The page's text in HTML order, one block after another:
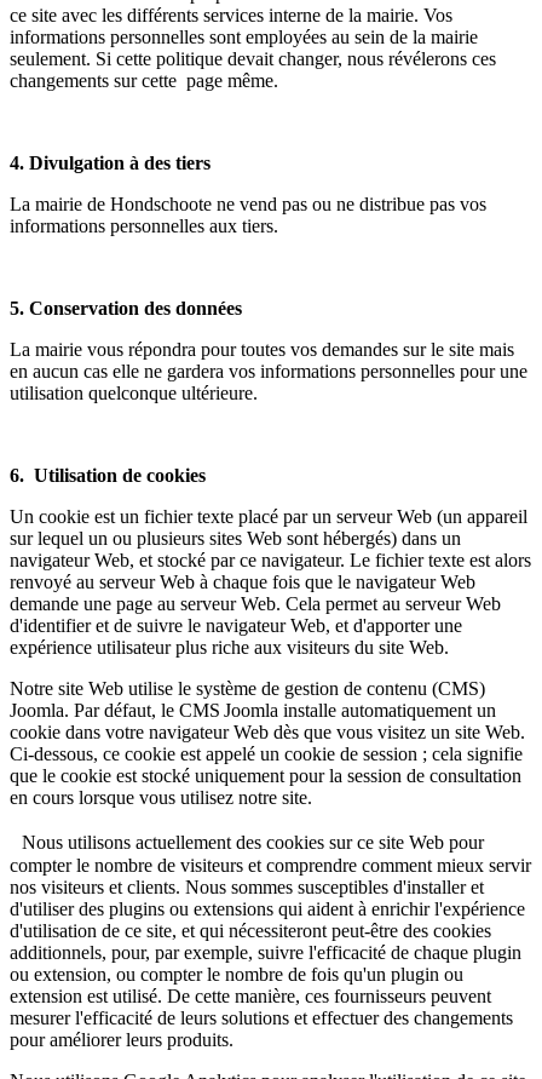
ce site avec les différents services interne de la mairie. Vos
informations personnelles sont employées au sein de la mairie
seulement. Si cette politique devait changer, nous révélerons ces
changements sur cette page même.
4. Divulgation à des tiers
La mairie de Hondschoote ne vend pas ou ne distribue pas vos
informations personnelles aux tiers.
5. Conservation des données
La mairie vous répondra pour toutes vos demandes sur le site mais
en aucun cas elle ne gardera vos informations personnelles pour une
utilisation quelconque ultérieure.
6. Utilisation de cookies
Un cookie est un fichier texte placé par un serveur Web (un appareil
sur lequel un ou plusieurs sites Web sont hébergés) dans un
navigateur Web, et stocké par ce navigateur. Le fichier texte est alors
renvoyé au serveur Web à chaque fois que le navigateur Web
demande une page au serveur Web. Cela permet au serveur Web
d'identifier et de suivre le navigateur Web, et d'apporter une
expérience utilisateur plus riche aux visiteurs du site Web.
Notre site Web utilise le système de gestion de contenu (CMS)
Joomla. Par défaut, le CMS Joomla installe automatiquement un
cookie dans votre navigateur Web dès que vous visitez un site Web.
Ci-dessous, ce cookie est appelé un cookie de session ; cela signifie
que le cookie est stocké uniquement pour la session de consultation
en cours lorsque vous utilisez notre site.
Nous utilisons actuellement des cookies sur ce site Web pour
compter le nombre de visiteurs et comprendre comment mieux servir
nos visiteurs et clients. Nous sommes susceptibles d'installer et
d'utiliser des plugins ou extensions qui aident à enrichir l'expérience
d'utilisation de ce site, et qui nécessiteront peut-être des cookies
additionnels, pour, par exemple, suivre l'efficacité de chaque plugin
ou extension, ou compter le nombre de fois qu'un plugin ou
extension est utilisé. De cette manière, ces fournisseurs peuvent
mesurer l'efficacité de leurs solutions et effectuer des changements
pour améliorer leurs produits.